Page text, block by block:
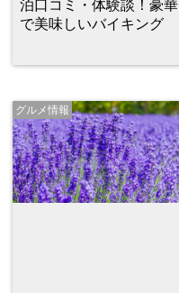
泊口コミ・体験談！豪華
で美味しいバイキング
グルメ情報